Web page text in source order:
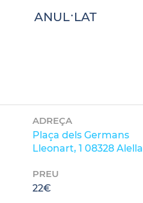
ANUL·LAT
ADREÇA
Plaça dels Germans
Lleonart, 1 08328 Alella
PREU
22€